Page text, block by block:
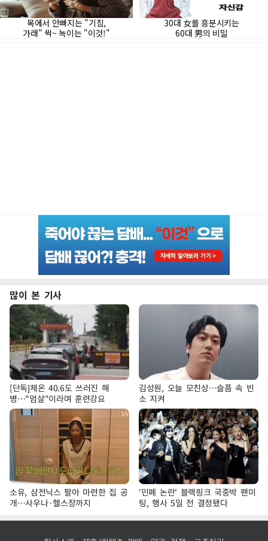
많이 본 기사
[단독]체온 40.6도 쓰러진 해
병…"엄살"이라며 훈련강요
김성원, 오늘 모친상…슬픔 속 빈
소 지켜
소유, 삼전닉스 팔아 마련한 집 공
개…사우나·헬스장까지
'민폐 논란' 블랙핑크 국중박 팬미
팅, 행사 5일 전 결정됐다